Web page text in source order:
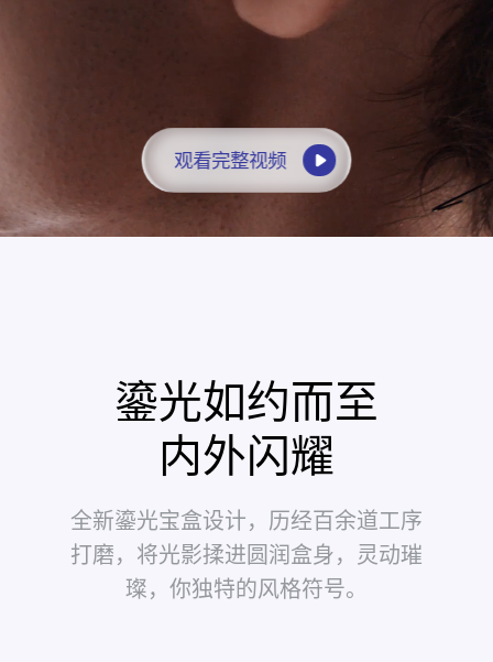
观看完整视频
鎏光如约而至
内外闪耀
全新鎏光宝盒设计，历经百余道工序
打磨，将光影揉进圆润盒身，灵动璀
璨，你独特的风格符⁠号。